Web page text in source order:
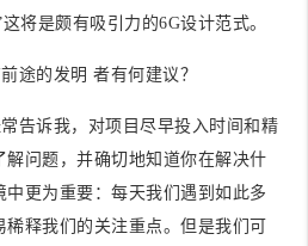
将是颇有吸引力的6G设计范式。
途的发明 者有何建议？
告诉我，对项目尽早投入时间和精
问题，并确切地知道你在解决什
更为重要：每天我们遇到如此多
释我们的关注重点。但是我们可